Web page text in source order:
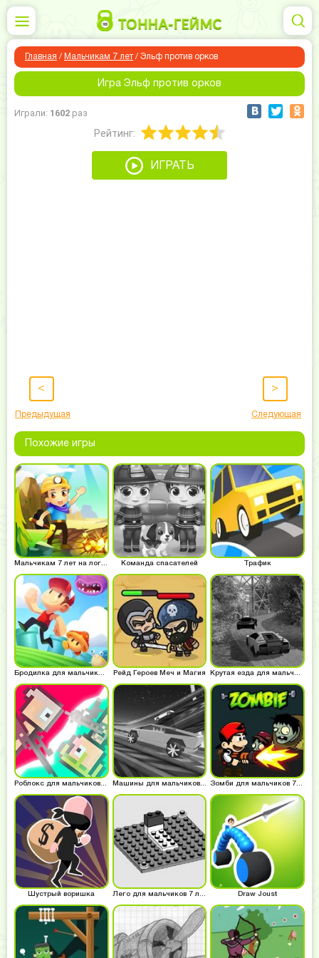
Главная / Мальчикам 7 лет/ Эльф против орков
Игра Эльф против орков
Играли: 1602 раз
Рейтинг:
ИГРАТЬ
<
Предыдущая
>
Следующая
Похожие игры
Команда спасателей Трафик
Бродилка для мальчиков 7 лет Рейд Героев Меч и Магия Крутая езда для мальчиков 7 лет
Роблокс для мальчиков 7 лет Машины для мальчиков 7 лет Зомби для мальчиков 7 лет
Шустрый воришка Draw Joust